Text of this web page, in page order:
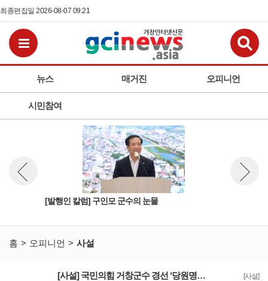
최종편집일 2026-08-07 09:21
뉴스 매거진 오피니언
시민참여
[발행인 칼럼] 구인모 군수의 눈물
뉴스 이전보기
홈 오피니언 사설
[사설]
[사설] 국민의힘 거창군수 경선 ‘당원명부 유출' 민주주의 파괴 행위 엄단해야